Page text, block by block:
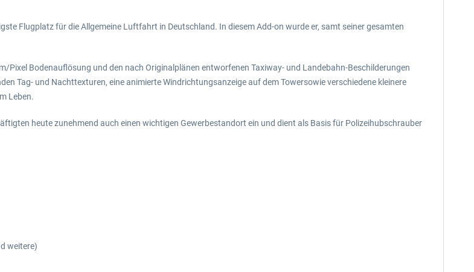
Flugplatz für die Allgemeine Luftfahrt in Deutschland. In diesem Add-on wurde er, samt seiner gesamten
Pixel Bodenauflösung und den nach Originalplänen entworfenen Taxiway- und Landebahn-Beschilderungen
Tag- und Nachttexturen, eine animierte Windrichtungsanzeige auf dem Towersowie verschiedene kleinere
Leben.
heute zunehmend auch einen wichtigen Gewerbestandort ein und dient als Basis für Polizeihubschrauber
weitere)